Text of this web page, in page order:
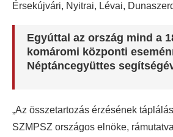
Érsekújvári, Nyitrai, Lévai,
Egyúttal az ország mind a
komáromi központi
Néptáncegyüttes
„Az összetartozás érzésének
SZMPSZ országos elnöke,